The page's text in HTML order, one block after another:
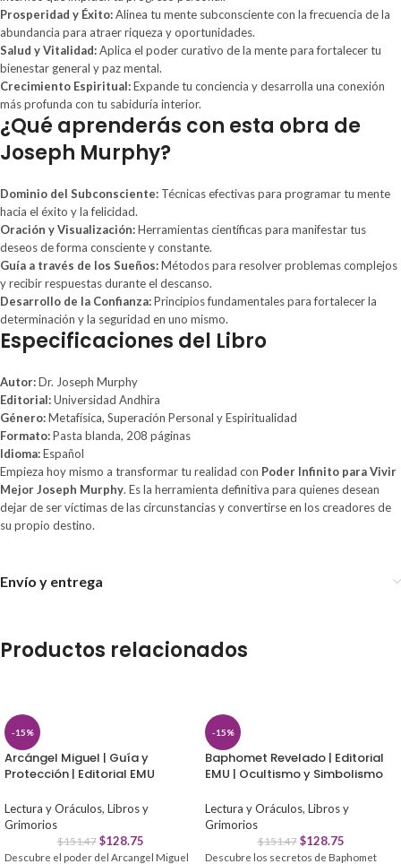
Prosperidad y Éxito:Alinea tu mente subconsciente con la frecuencia de la
abundancia para atraer riqueza y oportunidades.
Salud y Vitalidad:Aplica el poder curativo de la mente para fortalecer tu
bienestar general y paz mental.
Crecimiento Espiritual:Expande tu conciencia y desarrolla una conexión
más profunda con tu sabiduría interior.
¿Qué aprenderás con esta obra de
Joseph Murphy?
Dominio del Subconsciente: Técnicas efectivas para programar tu mente
hacia el éxito y la felicidad.
Oración y Visualización:Herramientas científicas para manifestar tus
deseos de forma consciente y constante.
Guía a través de los Sueños:Métodos para resolver problemas complejos
y recibir respuestas durante el descanso.
Desarrollo de la Confianza:Principios fundamentales para fortalecer la
determinación y la seguridad en uno mismo.
Especificaciones del Libro
Autor:Dr. Joseph Murphy
Editorial:Universidad Andhira
Género:Metafísica, Superación Personal y Espiritualidad
Formato:Pasta blanda, 208 páginas
Idioma:Español
Empieza hoy mismo a transformar tu realidad con Poder Infinito para Vivir
Mejor Joseph Murphy. Es la herramienta definitiva para quienes desean
dejar de ser víctimas de las circunstancias y convertirse en los creadores de
su propio destino.
Envío y entrega
Productos relacionados
-15%
Arcángel Miguel | Guía y
Protección | Editorial EMU
Lectura y Oráculos, Libros y
Grimorios
$151.47 $128.75
Descubre el poder del Arcangel Miguel
-15%
Baphomet Revelado | Editorial
EMU | Ocultismo y Simbolismo
Lectura y Oráculos, Libros y
Grimorios
$151.47 $128.75
Descubre los secretos de Baphomet